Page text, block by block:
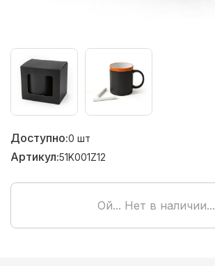
Доступно:0 шт
Артикул:51K001Z12
Ой... Нет в наличии...